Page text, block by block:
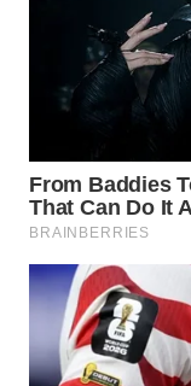
NEWS
WAHANA
TANI
WAHANA
ADVOKAT